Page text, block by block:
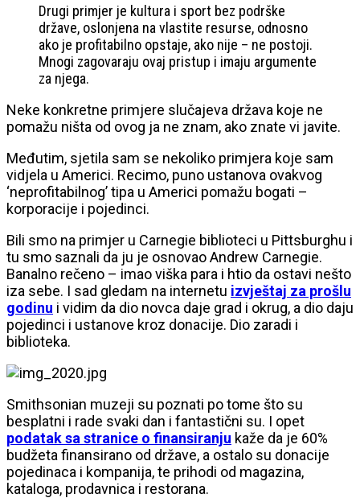
Drugi primjer je kultura i sport bez podrške
države, oslonjena na vlastite resurse, odnosno
ako je profitabilno opstaje, ako nije – ne postoji.
Mnogi zagovaraju ovaj pristup i imaju argumente
za njega.
Neke konkretne primjere slučajeva država koje ne
pomažu ništa od ovog ja ne znam, ako znate vi javite.
Međutim, sjetila sam se nekoliko primjera koje sam
vidjela u Americi. Recimo, puno ustanova ovakvog
‘neprofitabilnog’ tipa u Americi pomažu bogati –
korporacije i pojedinci.
Bili smo na primjer u Carnegie biblioteci u Pittsburghu i
tu smo saznali da ju je osnovao Andrew Carnegie.
Banalno rečeno – imao viška para i htio da ostavi nešto
iza sebe. I sad gledam na internetu izvještaj za prošlu
godinu i vidim da dio novca daje grad i okrug, a dio daju
pojedinci i ustanove kroz donacije. Dio zaradi i
biblioteka.
Smithsonian muzeji su poznati po tome što su
besplatni i rade svaki dan i fantastični su. I opet
podatak sa stranice o finansiranju kaže da je 60%
budžeta finansirano od države, a ostalo su donacije
pojedinaca i kompanija, te prihodi od magazina,
kataloga, prodavnica i restorana.